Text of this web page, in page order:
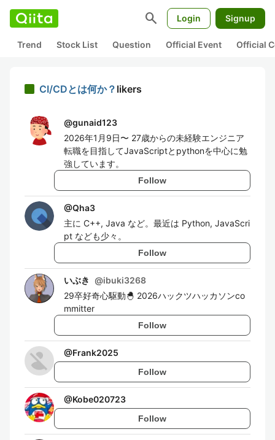
search Login Signup
Trend Stock List Question Official Event Official
CI/CDとは何か？ likers
@gunaid123
2026年1月9日〜 27歳からの未経験エンジニア
転職を目指してJavaScriptとpythonを中心に勉
強しています。
Follow
@Qha3
主に C++, Java など。最近は Python, JavaScri
pt なども少々。
Follow
いぶき @ibuki3268
29卒好奇心駆動🐣 2026ハックツハッカソンco
mmitter
Follow
@Frank2025
Follow
@Kobe020723
Follow